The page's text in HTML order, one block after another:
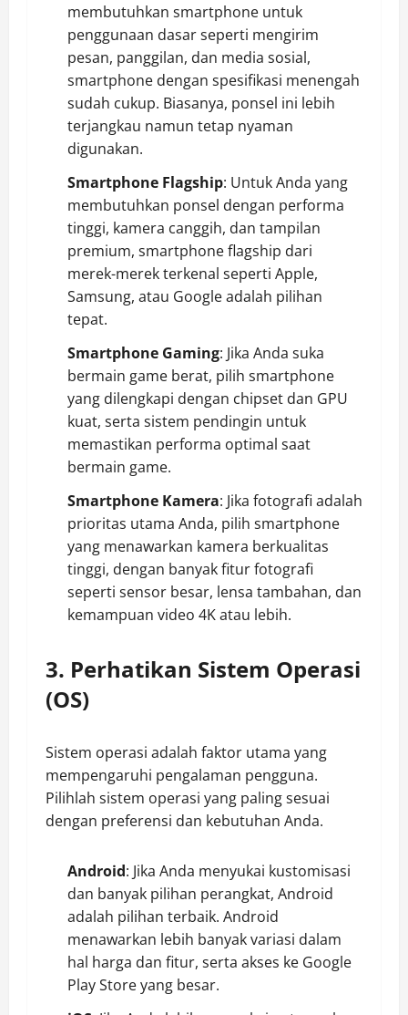
membutuhkan smartphone untuk
penggunaan dasar seperti mengirim
pesan, panggilan, dan media sosial,
smartphone dengan spesifikasi menengah
sudah cukup. Biasanya, ponsel ini lebih
terjangkau namun tetap nyaman
digunakan.
Smartphone Flagship: Untuk Anda yang
membutuhkan ponsel dengan performa
tinggi, kamera canggih, dan tampilan
premium, smartphone flagship dari
merek-merek terkenal seperti Apple,
Samsung, atau Google adalah pilihan
tepat.
Smartphone Gaming: Jika Anda suka
bermain game berat, pilih smartphone
yang dilengkapi dengan chipset dan GPU
kuat, serta sistem pendingin untuk
memastikan performa optimal saat
bermain game.
Smartphone Kamera: Jika fotografi adalah
prioritas utama Anda, pilih smartphone
yang menawarkan kamera berkualitas
tinggi, dengan banyak fitur fotografi
seperti sensor besar, lensa tambahan, dan
kemampuan video 4K atau lebih.
3. Perhatikan Sistem Operasi
(OS)
Sistem operasi adalah faktor utama yang
mempengaruhi pengalaman pengguna.
Pilihlah sistem operasi yang paling sesuai
dengan preferensi dan kebutuhan Anda.
Android: Jika Anda menyukai kustomisasi
dan banyak pilihan perangkat, Android
adalah pilihan terbaik. Android
menawarkan lebih banyak variasi dalam
hal harga dan fitur, serta akses ke Google
Play Store yang besar.